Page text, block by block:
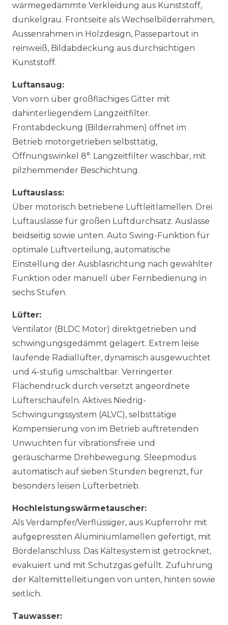
wärmegedämmte Verkleidung aus Kunststoff,
dunkelgrau. Frontseite als Wechselbilderrahmen,
Aussenrahmen in Holzdesign, Passepartout in
reinweiß, Bildabdeckung aus durchsichtigen
Kunststoff.
Luftansaug:
Von vorn über großflächiges Gitter mit
dahinterliegendem Langzeitfilter.
Frontabdeckung (Bilderrahmen) öffnet im
Betrieb motorgetrieben selbsttätig,
Öffnungswinkel 8°. Langzeitfilter waschbar, mit
pilzhemmender Beschichtung.
Luftauslass:
Über motorisch betriebene Luftleitlamellen. Drei
Luftauslässe für großen Luftdurchsatz. Auslässe
beidseitig sowie unten. Auto Swing-Funktion für
optimale Luftverteilung, automatische
Einstellung der Ausblasrichtung nach gewählter
Funktion oder manuell über Fernbedienung in
sechs Stufen.
Lüfter:
Ventilator (BLDC Motor) direktgetrieben und
schwingungsgedämmt gelagert. Extrem leise
laufende Radiallüfter, dynamisch ausgewuchtet
und 4-stufig umschaltbar. Verringerter
Flächendruck durch versetzt angeordnete
Lüfterschaufeln. Aktives Niedrig-
Schwingungssystem (ALVC), selbsttätige
Kompensierung von im Betrieb auftretenden
Unwuchten für vibrationsfreie und
geräuscharme Drehbewegung. Sleepmodus
automatisch auf sieben Stunden begrenzt, für
besonders leisen Lüfterbetrieb.
Hochleistungswärmetauscher:
Als Verdampfer/Verflüssiger, aus Kupferrohr mit
aufgepressten Aluminiumlamellen gefertigt, mit
Bördelanschluss. Das Kältesystem ist getrocknet,
evakuiert und mit Schutzgas gefüllt. Zuführung
der Kältemittelleitungen von unten, hinten sowie
seitlich.
Tauwasser: